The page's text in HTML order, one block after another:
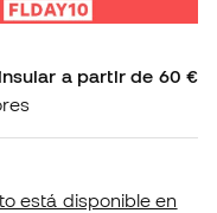
a partir de 60 €
está disponible en